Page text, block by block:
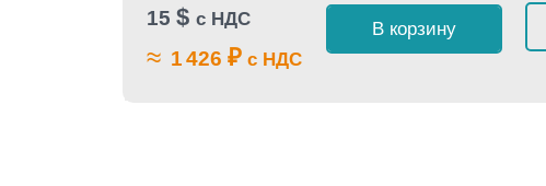
15 $ с НДС
≈ 1 426 ₽ с НДС
В корзину